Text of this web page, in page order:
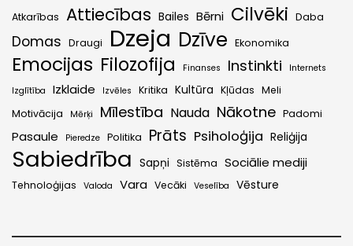
Atkarības Attiecības Bailes Bērni Cilvēki Daba
Domas Draugi Dzeja Dzīve Ekonomika
Emocijas Filozofija Finanses Instinkti
Internets
Izglītība
Izklaide Izvēles Kritika Kultūra Kļūdas Meli
Motivācija
Mērķi Mīlestība Nauda Nākotne Padomi
Pasaule Pieredze Politika Prāts Psiholoģija Reliģija
Sabiedrība Sapņi Sistēma Sociālie mediji
Tehnoloģijas Valoda Vara Vecāki Veselība Vēsture